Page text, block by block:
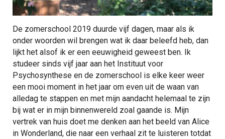
De zomerschool 2019 duurde vijf dagen, maar als ik
onder woorden wil brengen wat ik daar beleefd heb, dan
lijkt het alsof ik er een eeuwigheid geweest ben. Ik
studeer sinds vijf jaar aan het Instituut voor
Psychosynthese en de zomerschool is elke keer weer
een mooi moment in het jaar om even uit de waan van
alledag te stappen en met mijn aandacht helemaal te zijn
bij wat er in mijn binnenwereld zoal gaande is. Mijn
vertrek van huis doet me denken aan het beeld van Alice
in Wonderland, die naar een verhaal zit te luisteren totdat